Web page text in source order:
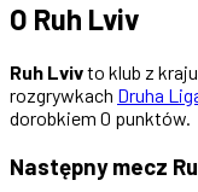
O Ruh Lviv
Ruh Lvivto klub z
rozgrywkach Druha
dorobkiem 0 punktów.
Następny mecz